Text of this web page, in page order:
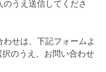
うえ送信してくださ
せは、下記フォームよ
のうえ、お問い合わせ